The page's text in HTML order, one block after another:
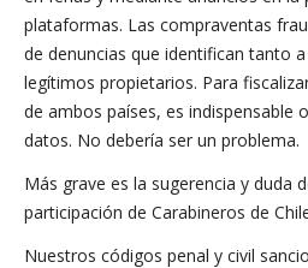
plataformas. Las compraventas
de denuncias que identifican tanto
legítimos propietarios. Para
de ambos países, es indispensable
datos. No debería ser un problema.
Más grave es la sugerencia y duda
participación de Carabineros de
Nuestros códigos penal y civil